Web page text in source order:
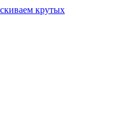
крутых